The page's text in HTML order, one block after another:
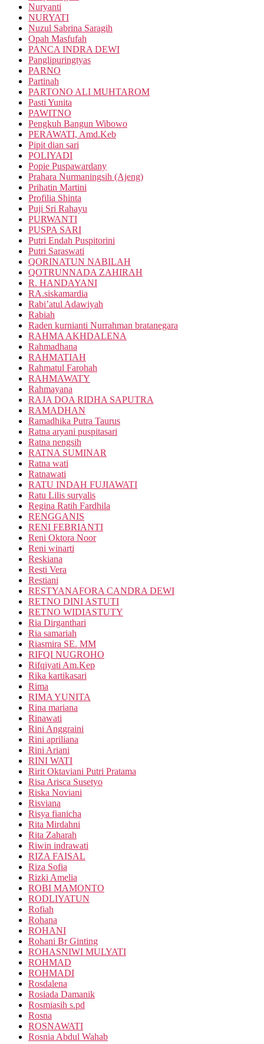
Nuryanti
NURYATI
Nuzul Sabrina Saragih
Opah Masfufah
PANCA INDRA DEWI
Panglipuringtyas
PARNO
Partinah
PARTONO ALI MUHTAROM
Pasti Yunita
PAWITNO
Pengkuh Bangun Wibowo
PERAWATI, Amd.Keb
Pipit dian sari
POLIYADI
Popie Puspawardany
Prahara Nurmaningsih (Ajeng)
Prihatin Martini
Profilia Shinta
Puji Sri Rahayu
PURWANTI
PUSPA SARI
Putri Endah Puspitorini
Putri Saraswati
QORINATUN NABILAH
QOTRUNNADA ZAHIRAH
R. HANDAYANI
RA.siskamardia
Rabi’atul Adawiyah
Rabiah
Raden kurnianti Nurrahman bratanegara
RAHMA AKHDALENA
Rahmadhana
RAHMATIAH
Rahmatul Farohah
RAHMAWATY
Rahmayana
RAJA DOA RIDHA SAPUTRA
RAMADHAN
Ramadhika Putra Taurus
Ratna aryani puspitasari
Ratna nengsih
RATNA SUMINAR
Ratna wati
Ratnawati
RATU INDAH FUJIAWATI
Ratu Lilis suryalis
Regina Ratih Fardhila
RENGGANIS
RENI FEBRIANTI
Reni Oktora Noor
Reni winarti
Reskiana
Resti Vera
Restiani
RESTYANAFORA CANDRA DEWI
RETNO DINI ASTUTI
RETNO WIDIASTUTY
Ria Dirganthari
Ria samariah
Riasmira SE. MM
RIFQI NUGROHO
Rifqiyati Am.Kep
Rika kartikasari
Rima
RIMA YUNITA
Rina mariana
Rinawati
Rini Anggraini
Rini apriliana
Rini Ariani
RINI WATI
Ririt Oktaviani Putri Pratama
Risa Arisca Susetyo
Riska Noviani
Risviana
Risya fianicha
Rita Mirdahni
Rita Zaharah
Riwin indrawati
RIZA FAISAL
Riza Sofia
Rizki Amelia
ROBI MAMONTO
RODLIYATUN
Rofiah
Rohana
ROHANI
Rohani Br Ginting
ROHASNIWI MULYATI
ROHMAD
ROHMADI
Rosdalena
Rosiada Damanik
Rosmiasih s.pd
Rosna
ROSNAWATI
Rosnia Abdul Wahab